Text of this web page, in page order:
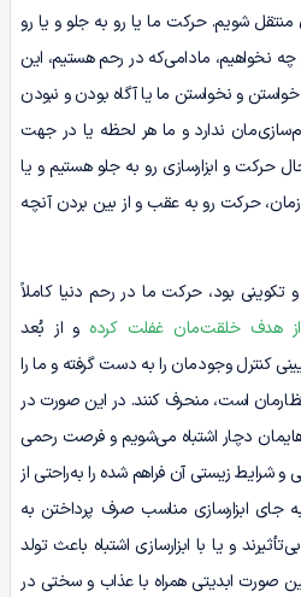
شویم. حرکت ما یا رو به جلو و یا رو
نخواهیم، مادامی‌که در رحم هستیم، این
و نخواستن ما یا آگاه بودن و نبودن
ندارد و ما هر لحظه یا در جهت
و ابزارسازی رو به جلو هستیم و یا
حرکت رو به عقب و از بین بردن آنچه
تکوینی بود، حرکت ما در رحم دنیا کاملاً
از هدف خلقت‌مان غفلت کرده و از بُعد
کنترل وجودمان را به دست گرفته و ما را
است، منحرف کنند. در این صورت در
دچار اشتباه می‌شویم و فرصت رحمی
و شرایط زیستی آن فراهم شده را به‌راحتی از
جای ابزارسازی مناسب صرف پرداختن به
و یا با ابزارسازی اشتباه باعث تولد
صورت ابدیتی همراه با عذاب و سختی در